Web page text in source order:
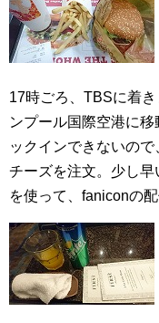
17時ごろ、TBSに着
ンプール国際空港に
ックインできないの
チーズを注文。少し
を使って、faniconの